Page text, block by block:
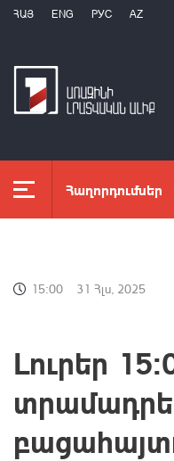
ՀԱՅ ENG РУС AZ
Հաղորդումներ
15:00 31 Հլս, 2025
Լուրեր